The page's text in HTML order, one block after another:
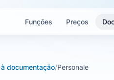
Funções Preços
documentação/Personale